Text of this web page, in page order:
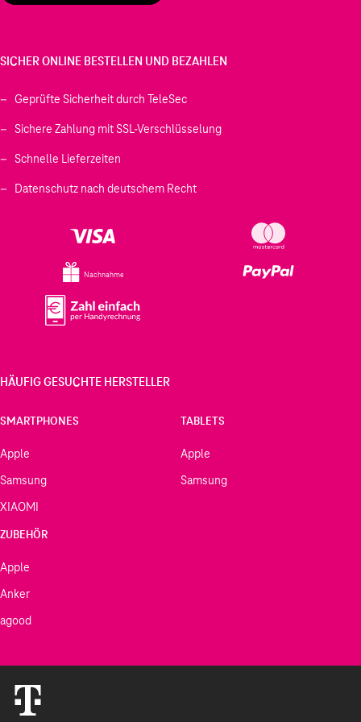
Ladestandsanzeige in der App, Tasten für sichere
Swift Pair, Schnellladefunktion
und austauschbare Ohrpolster aus Comfort-
Memoryschaum mit geringem Auflagedruck,
und 3,5-mm-Klinkenkabel (1,2 m)
Topsellern. Der neue REAL BLUE NC 3 legt nochmal
ordentlich einen drauf. Die einzelnen Verbesserungen
im Überblick:
optimiertes ANC mit großartiger Wirkung und
konstanter, akustischer Performance
höherer Maximalpegel
Bass satt
stärksten und Bass auf diesem Planeten. Dennoch lässt
sich der Klang individuell anpassen.
Wiedergabe.
Aluminiumschwingspule:
Bewirkt hohe Pegel, bei hoher Impulstreue und
SICHER ONLINE BESTELLEN UND BEZAHLEN
Geprüfte Sicherheit durch TeleSec
Sichere Zahlung mit SSL-Verschlüsselung
Schnelle Lieferzeiten
Datenschutz nach deutschem Recht
Nachnahme
HÄUFIG GESUCHTE HERSTELLER
SMARTPHONES
Apple
Samsung
XIAOMI
TABLETS
Apple
Samsung
ZUBEHÖR
Apple
Anker
agood